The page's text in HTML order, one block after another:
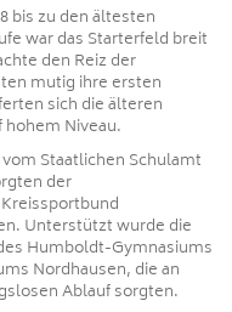
bis zu den ältesten
war das Starterfeld breit
den Reiz der
mutig ihre ersten
sich die älteren
hohem Niveau.
Staatlichen Schulamt
der
Unterstützt wurde die
Humboldt-Gymnasiums
Nordhausen, die an
Ablauf sorgten.